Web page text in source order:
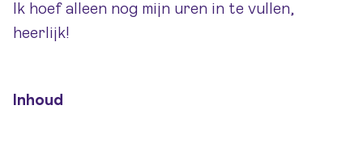
Ik hoef alleen nog mijn uren in te vullen,
heerlijk!
Inhoud